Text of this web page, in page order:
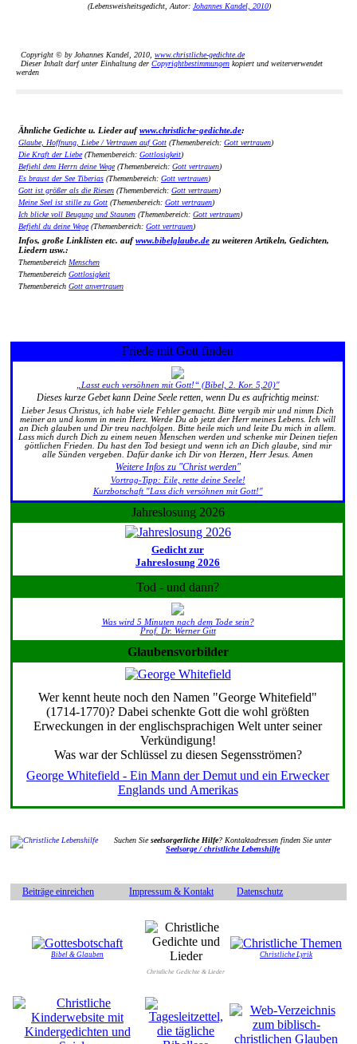
(Lebensweisheitsgedicht, Autor: Johannes Kandel, 2010)
Copyright © by Johannes Kandel, 2010, www.christliche-gedichte.de
Dieser Inhalt darf unter Einhaltung der Copyrightbestimmungen kopiert und weiterverwendet
werden
Ähnliche Gedichte u. Lieder aufwww.christliche-gedichte.de:
Glaube, Hoffnung, Liebe / Vertrauen auf Gott (Themenbereich: Gott vertrauen)
Die Kraft der Liebe(Themenbereich: Gottlosigkeit)
Befiehl dem Herrn deine Wege(Themenbereich: Gott vertrauen)
Es braust der See Tiberias (Themenbereich: Gott vertrauen)
Gott ist größer als die Riesen (Themenbereich: Gott vertrauen)
Meine Seel ist stille zu Gott (Themenbereich: Gott vertrauen)
Ich blicke voll Beugung und Staunen (Themenbereich: Gott vertrauen)
Befiehl du deine Wege(Themenbereich: Gott vertrauen)
Infos, große Linklisten etc. aufwww.bibelglaube.de zu weiteren Artikeln, Gedichten,
Liedern usw.:
Themenbereich Menschen
Themenbereich Gottlosigkeit
Themenbereich Gott anvertrauen
Friede mit Gott finden
„Lasst euch versöhnen mit Gott!“ (Bibel, 2. Kor. 5,20)"
Dieses kurze Gebet kann Deine Seele retten, wenn Du es aufrichtig meinst:
Lieber Jesus Christus, ich habe viele Fehler gemacht. Bitte vergib mir und nimm Dich
meiner an und komm in mein Herz. Werde Du ab jetzt der Herr meines Lebens. Ich will
an Dich glauben und Dir treu nachfolgen. Bitte heile mich und leite Du mich in allem.
Lass mich durch Dich zu einem neuen Menschen werden und schenke mir Deinen tiefen
göttlichen Frieden. Du hast den Tod besiegt und wenn ich an Dich glaube, sind mir
alle Sünden vergeben. Dafür danke ich Dir von Herzen, Herr Jesus. Amen
Weitere Infos zu "Christ werden"
Vortrag-Tipp: Eile, rette deine Seele!
Kurzbotschaft "Lass dich versöhnen mit Gott!"
Jahreslosung 2026
Gedicht zur
Jahreslosung 2026
Tod - und dann?
Was wird 5 Minuten nach dem Tode sein?
Prof. Dr. Werner Gitt
Glaubensvorbilder
Wer kennt heute noch den Namen "George Whitefield"
(1714-1770)? Dabei schenkte Gott die wohl größten
Erweckungen in der englischsprachigen Welt unter seiner
Verkündigung!
Was war der Schlüssel zu diesen Segensströmen?
George Whitefield - Ein Mann der Demut und ein Erwecker
Englands und Amerikas
Suchen Sieseelsorgerliche Hilfe? Kontaktadressen finden Sie unter
Seelsorge / christliche Lebenshilfe
Beiträge einreichen Impressum & Kontakt Datenschutz
Bibel & Glauben
Christliche Gedichte & Lieder
Christliche Lyrik